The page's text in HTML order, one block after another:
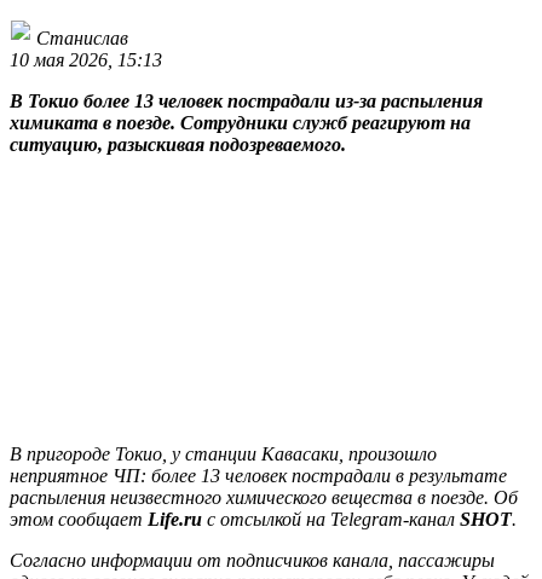
Станислав
10 мая 2026, 15:13
В Токио более 13 человек пострадали из-за распыления
химиката в поезде. Сотрудники служб реагируют на
ситуацию, разыскивая подозреваемого.
В пригороде Токио, у станции Кавасаки, произошло
неприятное ЧП: более 13 человек пострадали в результате
распыления неизвестного химического вещества в поезде. Об
этом сообщает Life.ru с отсылкой на Telegram-канал SHOT.
Согласно информации от подписчиков канала, пассажиры